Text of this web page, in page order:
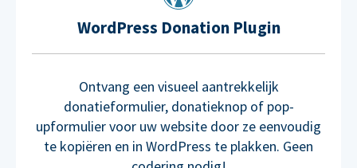
WordPress Donation Plugin
Ontvang een visueel aantrekkelijk
donatieformulier, donatieknop of pop-
upformulier voor uw website door ze eenvoudig
te kopiëren en in WordPress te plakken. Geen